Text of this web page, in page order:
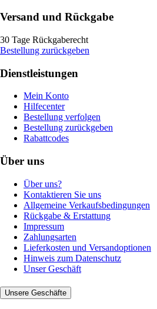
Versand und Rückgabe
30 Tage Rückgaberecht
Bestellung zurückgeben
Dienstleistungen
Mein Konto
Hilfecenter
Bestellung verfolgen
Bestellung zurückgeben
Rabattcodes
Über uns
Über uns?
Kontaktieren Sie uns
Allgemeine Verkaufsbedingungen
Rückgabe & Erstattung
Impressum
Zahlungsarten
Lieferkosten und Versandoptionen
Hinweis zum Datenschutz
Unser Geschäft
Unsere Geschäfte